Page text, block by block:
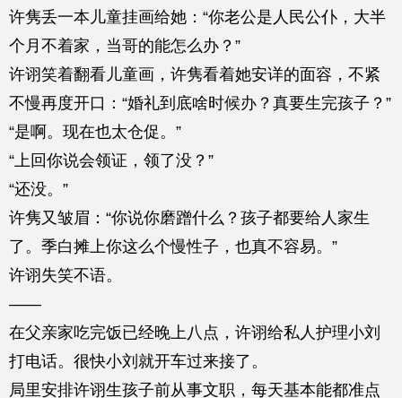
许隽丢一本儿童挂画给她：“你老公是人民公仆，大半
个月不着家，当哥的能怎么办？”
许诩笑着翻看儿童画，许隽看着她安详的面容，不紧
不慢再度开口：“婚礼到底啥时候办？真要生完孩子？”
“是啊。现在也太仓促。”
“上回你说会领证，领了没？”
“还没。”
许隽又皱眉：“你说你磨蹭什么？孩子都要给人家生
了。季白摊上你这么个慢性子，也真不容易。”
许诩失笑不语。
——
在父亲家吃完饭已经晚上八点，许诩给私人护理小刘
打电话。很快小刘就开车过来接了。
局里安排许诩生孩子前从事文职，每天基本能都准点